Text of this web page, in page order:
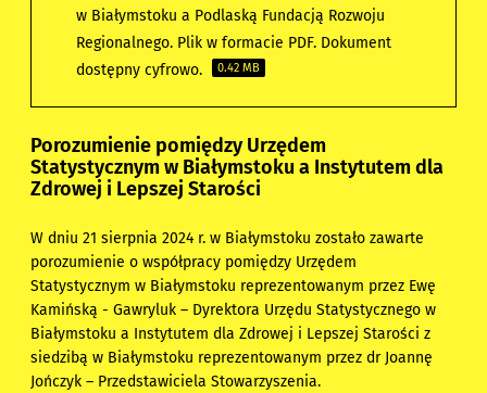
w Białymstoku a Podlaską Fundacją Rozwoju
Regionalnego. Plik w formacie PDF. Dokument
dostępny cyfrowo.
0.42 MB
Porozumienie pomiędzy Urzędem
Statystycznym w Białymstoku a Instytutem dla
Zdrowej i Lepszej Starości
W dniu 21 sierpnia 2024 r. w Białymstoku zostało zawarte
porozumienie o współpracy pomiędzy Urzędem
Statystycznym w Białymstoku reprezentowanym przez Ewę
Kamińską - Gawryluk – Dyrektora Urzędu Statystycznego w
Białymstokua Instytutem dla Zdrowej i Lepszej Starościz
siedzibą w Białymstoku reprezentowanym przez dr Joannę
Jończyk–​ Przedstawiciela Stowarzyszenia.